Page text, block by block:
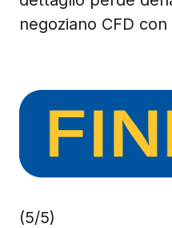
negoziano CFD
(5/5)